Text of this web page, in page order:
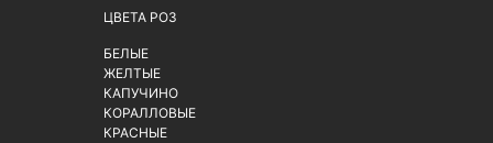
ЦВЕТА РОЗ
БЕЛЫЕ
ЖЕЛТЫЕ
КАПУЧИНО
КОРАЛЛОВЫЕ
КРАСНЫЕ